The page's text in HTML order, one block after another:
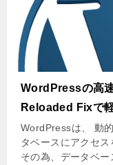
WordPressの高
Reloaded Fixで
WordPressは、 動
タベースにアクセス
その為、データベ